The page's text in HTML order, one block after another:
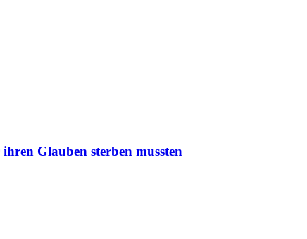
Glauben sterben mussten